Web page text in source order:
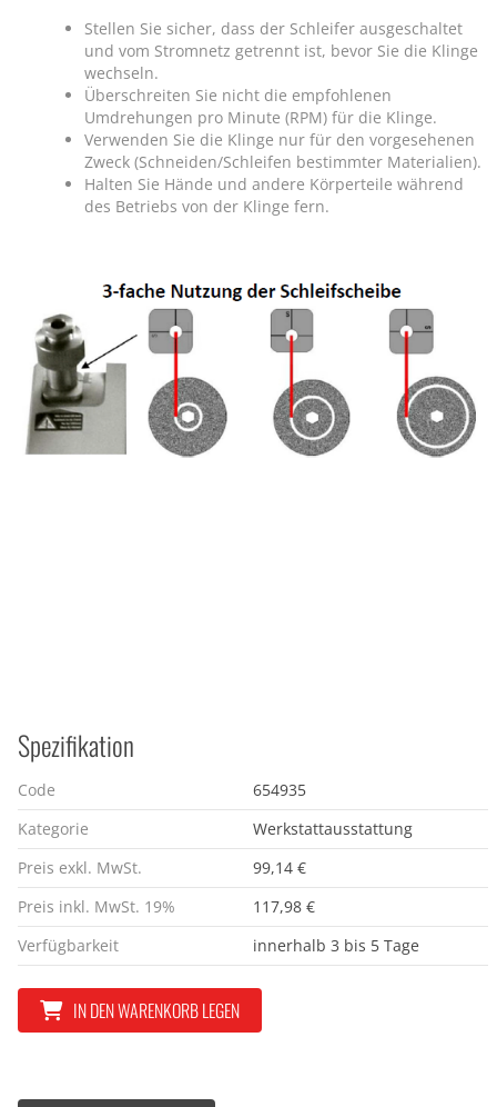
Stellen Sie sicher, dass der Schleifer ausgeschaltet
und vom Stromnetz getrennt ist, bevor Sie die Klinge
wechseln.
Überschreiten Sie nicht die empfohlenen
Umdrehungen pro Minute (RPM) für die Klinge.
Verwenden Sie die Klinge nur für den vorgesehenen
Zweck (Schneiden/Schleifen bestimmter Materialien).
Halten Sie Hände und andere Körperteile während
des Betriebs von der Klinge fern.
Spezifikation
Code
654935
Kategorie
Werkstattausstattung
Preis exkl. MwSt.
99,14 €
Preis inkl. MwSt. 19%
117,98 €
Verfügbarkeit
innerhalb 3 bis 5 Tage
IN DEN WARENKORB LEGEN